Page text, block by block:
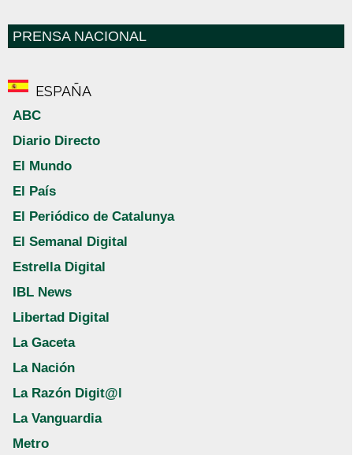
PRENSA NACIONAL
ESPAÑA
ABC
Diario Directo
El Mundo
El País
El Periódico de Catalunya
El Semanal Digital
Estrella Digital
IBL News
Libertad Digital
La Gaceta
La Nación
La Razón Digit@l
La Vanguardia
Metro